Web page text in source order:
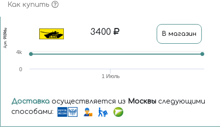
Как купить
Арт.
91096и 3400 В магазин
1 Июль
0
4k
Доставка осуществляется из Москвы следующими
способами: